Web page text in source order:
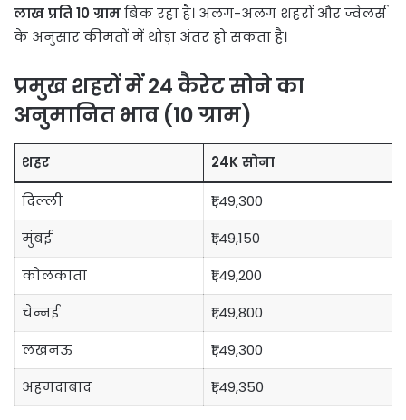
लाख प्रति 10 ग्रामबिक रहा है। अलग-अलग शहरों और ज्वेलर्स
के अनुसार कीमतों में थोड़ा अंतर हो सकता है।
प्रमुख शहरों में 24 कैरेट सोने का
अनुमानित भाव (10 ग्राम)
शहर 24K सोना
दिल्ली
₹1,49,300
मुंबई
₹1,49,150
कोलकाता
₹1,49,200
चेन्नई
₹1,49,800
लखनऊ
₹1,49,300
अहमदाबाद
₹1,49,350